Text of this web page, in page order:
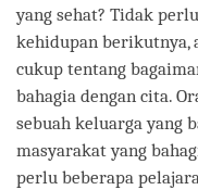
yang sehat? Tidak
kehidupan berikutnya,
cukup tentang
bahagia dengan cita.
sebuah keluarga yang
masyarakat yang
perlu beberapa